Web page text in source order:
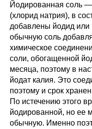
Йодированная соль
(хлорид натрия), в
добавлены йодид или
обычную соль
химическое
соли, обогащенной
месяца, поэтому в
йодат калия. Это
поэтому и срок
По истечению этого
йодированной, но ее
обычную. Именно